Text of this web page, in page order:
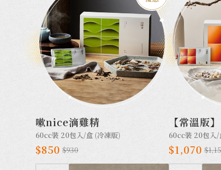
嗽nice滴雞精
60cc裝 20包入/盒 (冷凍版)
$850 $930
【常溫版
60cc裝 20包入/
$1,070